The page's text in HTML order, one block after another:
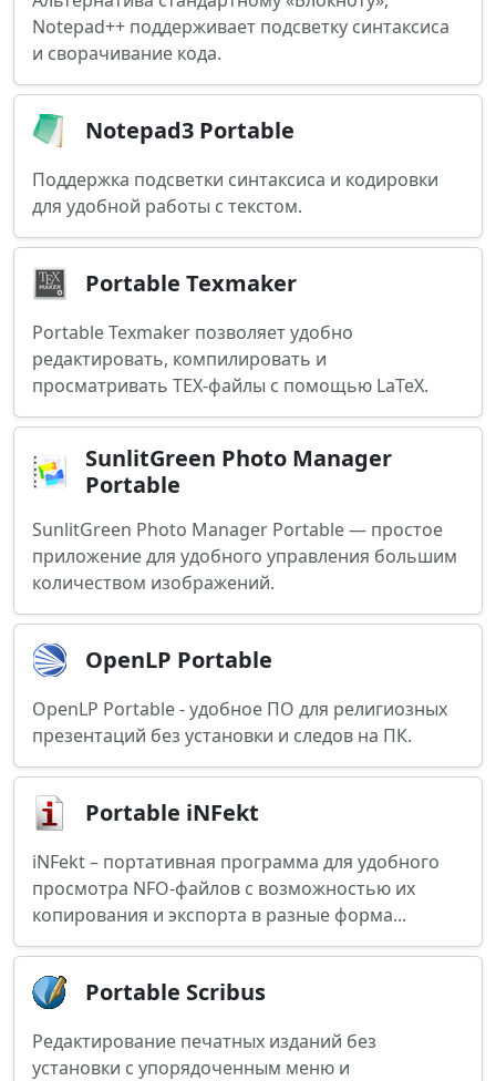
Notepad++ поддерживает подсветку синтаксиса
и сворачивание кода.
Notepad3 Portable
Поддержка подсветки синтаксиса и кодировки
для удобной работы с текстом.
Portable Texmaker
Portable Texmaker позволяет удобно
редактировать, компилировать и
просматривать TEX-файлы с помощью LaTeX.
SunlitGreen Photo Manager
Portable
SunlitGreen Photo Manager Portable — простое
приложение для удобного управления большим
количеством изображений.
OpenLP Portable
OpenLP Portable - удобное ПО для религиозных
презентаций без установки и следов на ПК.
Portable iNFekt
iNFekt – портативная программа для удобного
просмотра NFO-файлов с возможностью их
копирования и экспорта в разные форма...
Portable Scribus
Редактирование печатных изданий без
установки с упорядоченным меню и